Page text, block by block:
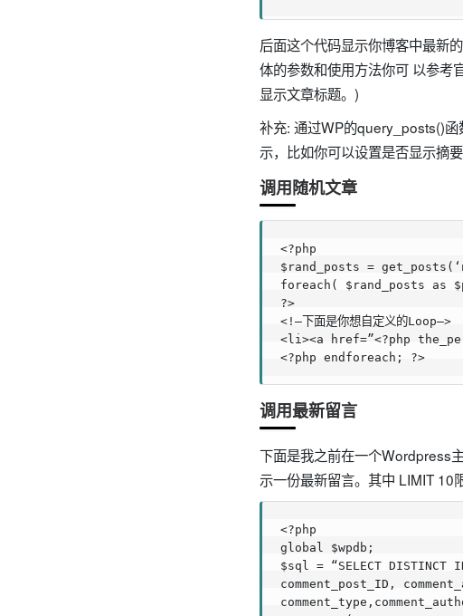
后面这个代码显示你博客中最新
体的参数和使用方法你可 以参
显示文章标题。)
补充: 通过WP的query_posts()
示，比如你可以设置是否显示摘
调用随机文章
<?php
$rand_posts =
foreach( $rand_posts as
?>
<!–下面是你想自定义的Loop–>
<li><a href=”<?php
<?php endforeach; ?>
调用最新留言
下面是我之前在一个Wordpress
示一份最新留言。其中 LIMIT 10
<?php
global $wpdb;
$sql = “SELECT
comment_post_ID,